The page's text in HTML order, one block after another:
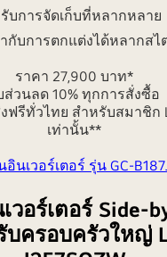
บการจัดเก็บที่หลากหลาย
กับการตกแต่งได้หลากสไ
ราคา 27,900 บาท*
ส่วนลด 10% ทุกการสั่งซื้อ
ฟรีทั่วไทย สำหรับสมาชิก
เท่านั้น**
นเวอร์เตอร์ รุ่น GC-
วอร์เตอร์ Side-
ครอบครัวใหญ่